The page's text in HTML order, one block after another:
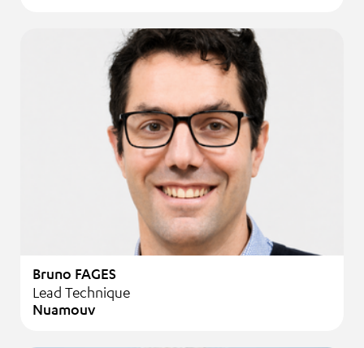
Bruno FAGES
Lead Technique
Nuamouv